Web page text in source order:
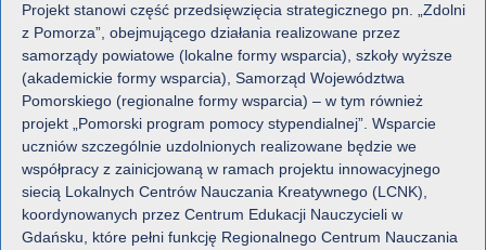
Projekt stanowi część przedsięwzięcia strategicznego pn. „Zdolni
z Pomorza”, obejmującego działania realizowane przez
samorządy powiatowe (lokalne formy wsparcia), szkoły wyższe
(akademickie formy wsparcia), Samorząd Województwa
Pomorskiego (regionalne formy wsparcia) – w tym również
projekt „Pomorski program pomocy stypendialnej”. Wsparcie
uczniów szczególnie uzdolnionych realizowane będzie we
współpracy z zainicjowaną w ramach projektu innowacyjnego
siecią Lokalnych Centrów Nauczania Kreatywnego (LCNK),
koordynowanych przez Centrum Edukacji Nauczycieli w
Gdańsku, które pełni funkcję Regionalnego Centrum Nauczania